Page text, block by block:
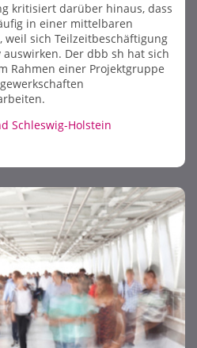
kritisiert darüber hinaus, dass
in einer mittelbaren
sich Teilzeitbeschäftigung
Der dbb sh hat sich
Rahmen einer Projektgruppe
Schleswig-Holstein